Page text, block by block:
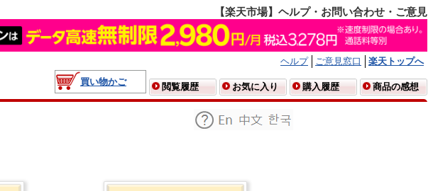
【楽天市場】ヘルプ・お問い合わせ・ご意見
ヘルプ ご意見窓口
楽天トップへ
買い物かご
閲覧履歴 お気に入り 購入履歴 商品の感想